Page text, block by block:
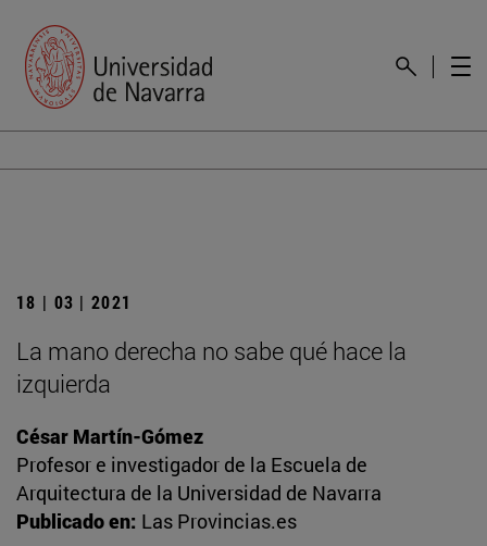
18 | 03 | 2021
La mano derecha no sabe qué hace la
izquierda
César Martín-Gómez
Profesor e investigador de la Escuela de
Arquitectura de la Universidad de Navarra
Publicado en: Las Provincias.es